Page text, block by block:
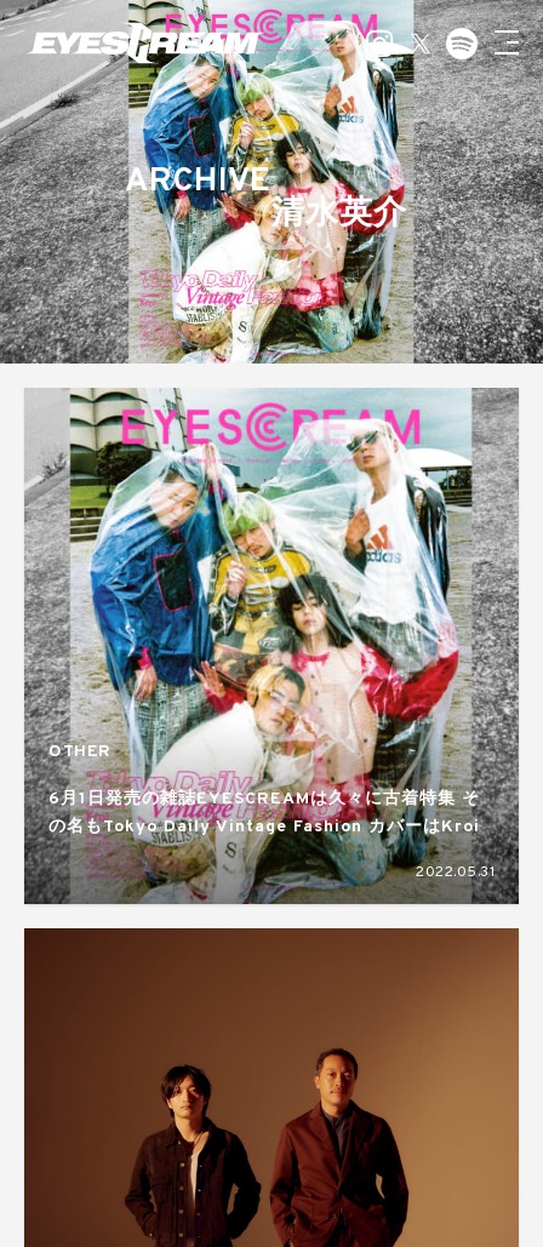
ARCHIVE
清水英介
OTHER
6月1日発売の雑誌EYESCREAMは久々に古着特集 そ
の名もTokyo Daily Vintage Fashion カバーはKroi
2022.05.31